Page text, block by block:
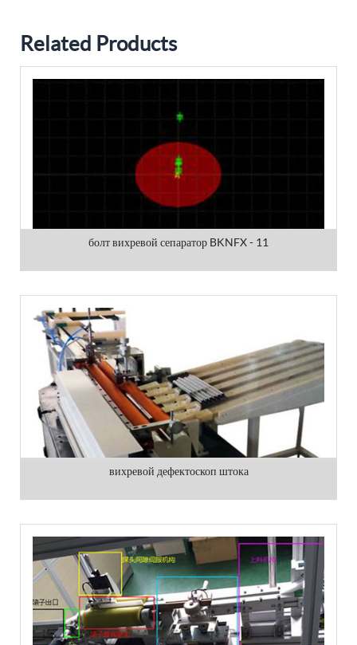
Related Products
болт вихревой сепаратор BKNFX - 11
вихревой дефектоскоп штока